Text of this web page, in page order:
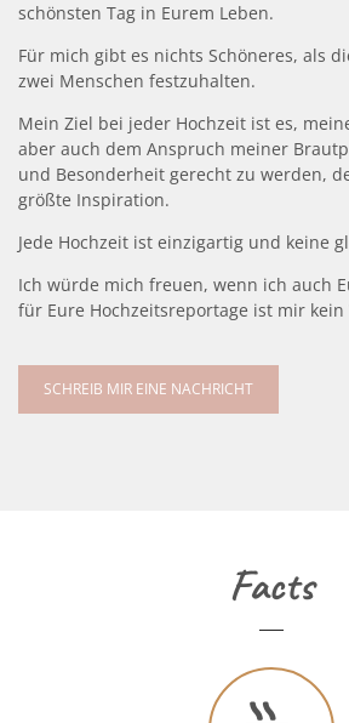
schönsten Tag in Eurem Leben.
Für mich gibt es nichts Schöneres, als
zwei Menschen festzuhalten.
Mein Ziel bei jeder Hochzeit ist es,
aber auch dem Anspruch meiner
und Besonderheit gerecht zu werden,
größte Inspiration.
Jede Hochzeit ist einzigartig und keine
Ich würde mich freuen, wenn ich auch
für Eure Hochzeitsreportage ist mir kein
SCHREIB MIR EINE NACHRICHT
Facts